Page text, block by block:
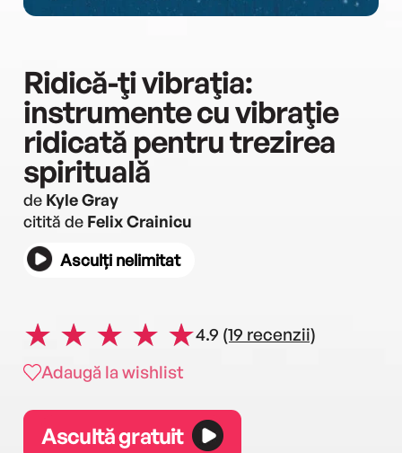
Ridică-ţi vibraţia:
instrumente cu vibraţie
ridicată pentru trezirea
spirituală
de Kyle Gray
citită de Felix Crainicu
Asculți nelimitat
4.9 (19 recenzii)
Adaugă la wishlist
Ascultă gratuit